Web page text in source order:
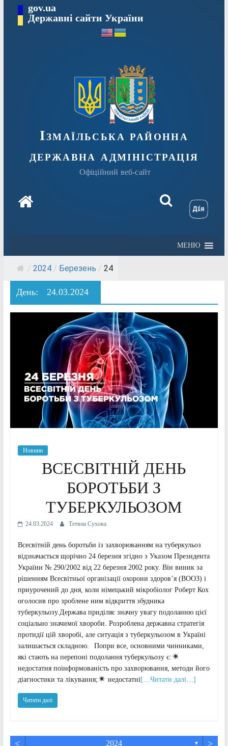
вмісту
gov.ua
Державні сайти України
Ізмаїльська районна
державна адміністрація
Офіційний веб-сайт
МЕНЮ
/ 2024 / Березень / 24
День: 24.03.2024
Новини
ВСЕСВІТНІЙ ДЕНЬ
БОРОТЬБИ З
ТУБЕРКУЛЬОЗОМ
24.03.2024 Тетяна Сухова
Всесвітній день боротьби із захворюванням на туберкульоз
відзначається щорічно 24 березня згідно з Указом Президента
України № 290/2002 від 22 березня 2002 року. Він виник за
рішенням Всесвітньої організації охорони здоров’я (ВООЗ) і
приурочений до дня, коли німецький мікробіолог Роберт Кох
оголосив про зроблене ним відкриття збудника
туберкульозу.Держава приділяє значну увагу подоланню цієї
соціально значимої хвороби. Розроблена державна стратегія
протидії цій хворобі, але ситуація з туберкульозом в Україні
залишається складною.⠀Попри все, основними чинниками,
які стають на перепоні подолання туберкульозу є:
недостатня поінформованість про захворювання, методи його
діагностики та лікування;
недостатні […Читати далі…]
Читати далі
< 2024 ▼ >